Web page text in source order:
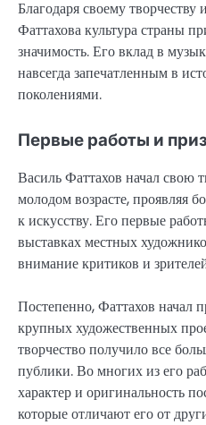
Благодаря своему
Фаттахова культура страны
значимость. Его вклад в
навсегда запечатленным в
поколениями.
Первые работы и
Василь Фаттахов начал свою
молодом возрасте, проявляя
к искусству. Его первые
выставках местных
внимание критиков и
Постепенно, Фаттахов начал
крупных художественных
творчество получило все
публики. Во многих из его
характер и оригинальность
которые отличают его от